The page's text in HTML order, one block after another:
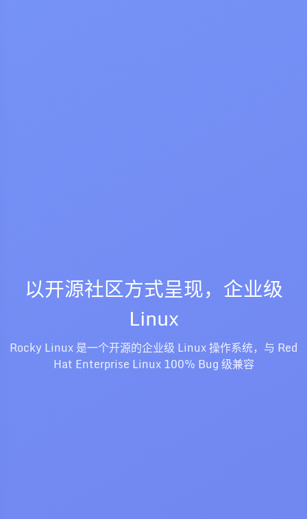
以开源社区方式呈现，企业级
Linux
Rocky Linux 是一个开源的企业级 Linux 操作系统，与 Red
Hat Enterprise Linux 100% Bug 级兼容